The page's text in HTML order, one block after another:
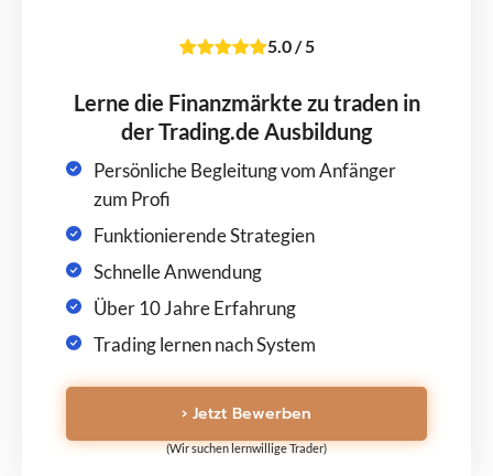
5.0 / 5
Lerne die Finanzmärkte zu traden in
der Trading.de Ausbildung
Persönliche Begleitung vom Anfänger
zum Profi
Funktionierende Strategien
Schnelle Anwendung
Über 10 Jahre Erfahrung
Trading lernen nach System
› Jetzt Bewerben
(Wir suchen lernwillige Trader)